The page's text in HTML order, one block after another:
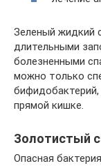
Зеленый жидкий
длительными
болезненными
можно только
прямой кишке.
Золотистый
Опасная